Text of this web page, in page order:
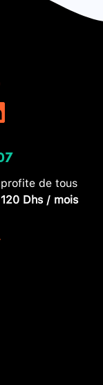
de tous
120 Dhs / mois